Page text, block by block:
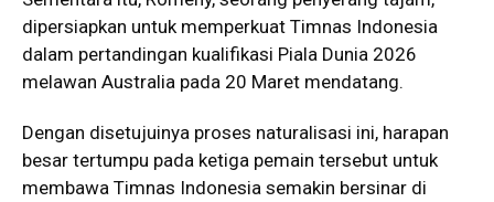
dipersiapkan untuk memperkuat Timnas Indonesia
dalam pertandingan kualifikasi Piala Dunia 2026
melawan Australia pada 20 Maret mendatang.
Dengan disetujuinya proses naturalisasi ini, harapan
besar tertumpu pada ketiga pemain tersebut untuk
membawa Timnas Indonesia semakin bersinar di